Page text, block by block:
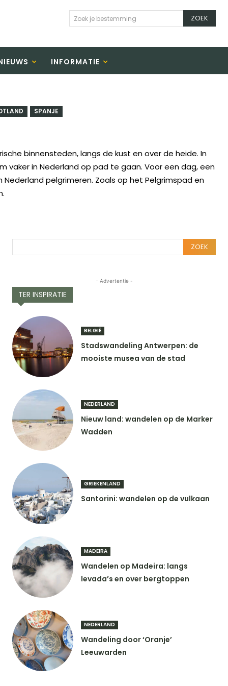
Zoek je bestemming ZOEK
INFORMATIE
SPANJE
binnensteden, langs de kust en over de heide. In
vaker in Nederland op pad te gaan. Voor een dag, een
Nederland pelgrimeren. Zoals op het Pelgrimspad en
ZOEK
- Advertentie -
TER INSPIRATIE
BELGIË
Stadswandeling Antwerpen: de
mooiste musea van de stad
NEDERLAND
Nieuw land: wandelen op de Marker
Wadden
GRIEKENLAND
Santorini: wandelen op de vulkaan
MADEIRA
Wandelen op Madeira: langs
levada’s en over bergtoppen
NEDERLAND
Wandeling door ‘Oranje’
Leeuwarden